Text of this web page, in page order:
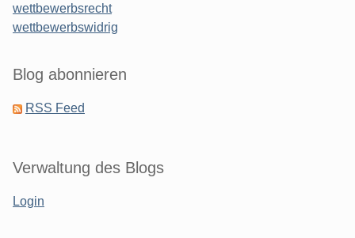
wettbewerbsrecht
wettbewerbswidrig
Blog abonnieren
RSS Feed
Verwaltung des Blogs
Login